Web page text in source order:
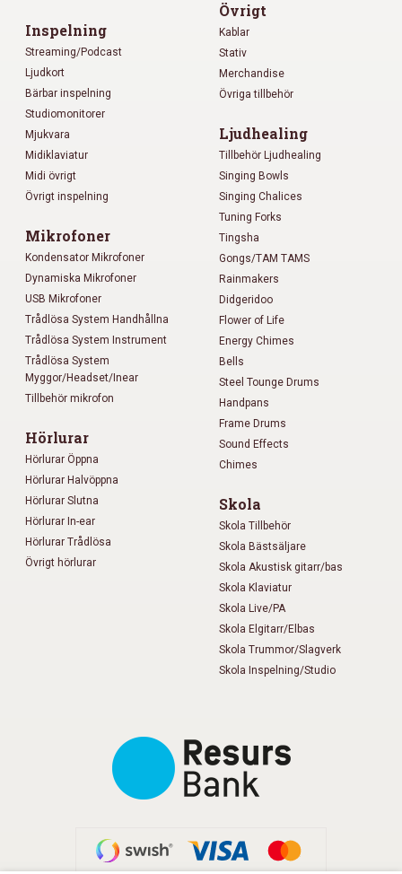
Inspelning
Streaming/Podcast
Ljudkort
Bärbar inspelning
Studiomonitorer
Mjukvara
Midiklaviatur
Midi övrigt
Övrigt inspelning
Mikrofoner
Kondensator Mikrofoner
Dynamiska Mikrofoner
USB Mikrofoner
Trådlösa System Handhållna
Trådlösa System Instrument
Trådlösa System
Myggor/Headset/Inear
Tillbehör mikrofon
Hörlurar
Hörlurar Öppna
Hörlurar Halvöppna
Hörlurar Slutna
Hörlurar In-ear
Hörlurar Trådlösa
Övrigt hörlurar
Övrigt
Kablar
Stativ
Merchandise
Övriga tillbehör
Ljudhealing
Tillbehör Ljudhealing
Singing Bowls
Singing Chalices
Tuning Forks
Tingsha
Gongs/TAM TAMS
Rainmakers
Didgeridoo
Flower of Life
Energy Chimes
Bells
Steel Tounge Drums
Handpans
Frame Drums
Sound Effects
Chimes
Skola
Skola Tillbehör
Skola Bästsäljare
Skola Akustisk gitarr/bas
Skola Klaviatur
Skola Live/PA
Skola Elgitarr/Elbas
Skola Trummor/Slagverk
Skola Inspelning/Studio